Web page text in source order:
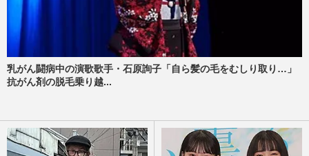
乳がん闘病中の演歌歌手・石原詢子「自ら髪の毛をむしり取り…」
抗がん剤の脱毛乗り越...